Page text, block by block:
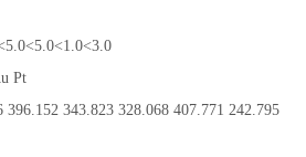
<5.0<1.0<3.0
Pt
396.152 343.823 328.068 407.771 242.795